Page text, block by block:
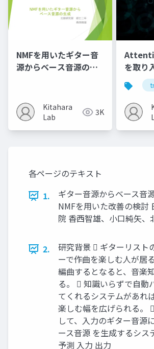
NMFを用いたギター音
源からベース音源の生
Kitahara
Lab
3K
を取り
モデル
する研
各ページのテキスト
1.
ギター音源からベース音
NMFを用いた改善の検討
院 香西智雄、小口純矢、
2.
研究背景  ギターリスト
ーで作曲を楽しむ人が居
編曲するとなると、音楽
る。  知識いらずで自動
てくれるシステムがあれ
楽しむ幅を広げられる。
して、入力のギター音源
ース音源 を生成するシス
予測 入力 出力